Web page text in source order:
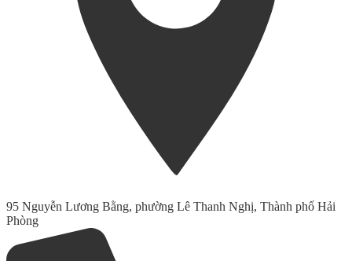
95 Nguyễn Lương Bằng, phường Lê Thanh Nghị, Thành phố Hải
Phòng